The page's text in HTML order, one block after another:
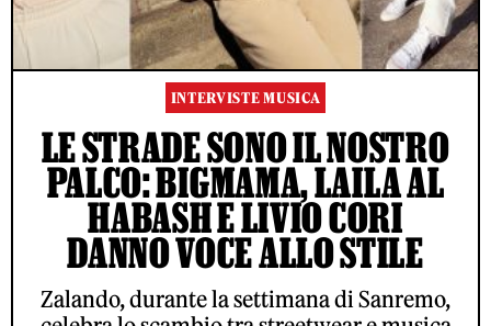
INTERVISTE MUSICA
LE STRADE SONO IL NOSTRO
PALCO: BIGMAMA, LAILA AL
HABASH E LIVIO CORI
DANNO VOCE ALLO STILE
Zalando, durante la settimana di Sanremo,